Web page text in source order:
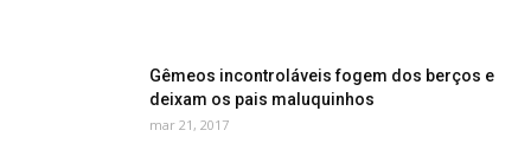
Gêmeos incontroláveis fogem dos berços e
deixam os pais maluquinhos
mar 21, 2017